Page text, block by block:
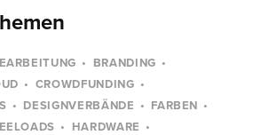
BRANDING
CROWDFUNDING
DESIGNVERBÄNDE
FARBEN
HARDWARE